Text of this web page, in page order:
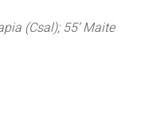
(Csal); 55’ Maite